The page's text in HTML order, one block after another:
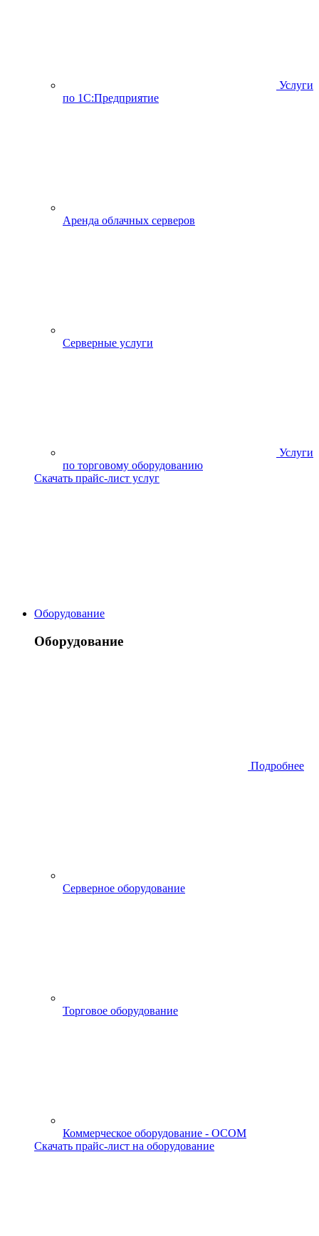
Услуги
по 1С:Предприятие
Аренда облачных серверов
Серверные услуги
Услуги
по торговому оборудованию
Скачать прайс-лист услуг
Оборудование
Оборудование
Подробнее
Серверное оборудование
Торговое оборудование
Коммерческое оборудование - OCOM
Скачать прайс-лист на оборудование